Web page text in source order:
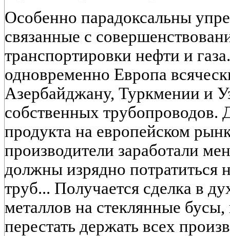
Особенно парадоксальны
связанные с
транспортировки нефти и
одновременно Европа
Азербайджану, Туркмении и
собственных трубопроводов.
продукта на европейском
производители заработали
должны изрядно потратиться
труб... Получается сделка в
металлов на стеклянные
перестать держать всех